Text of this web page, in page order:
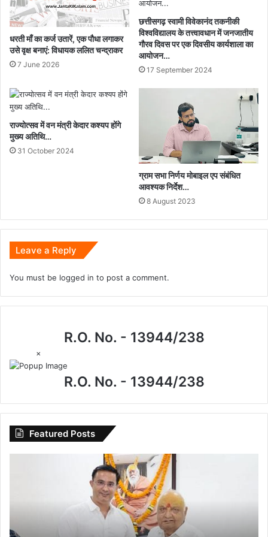
धरती माँ का कर्ज उतारें, एक पौधा लगाकर
उसे वृक्ष बनाएं: विधायक ललित चन्द्राकर
7 June 2026
छत्तीसगढ़ स्वामी विवेकानंद तकनीकी
विश्वविद्यालय के तत्त्वावधान में जनजातीय
गौरव दिवस पर एक दिवसीय कार्यशाला का
आयोजन…
17 September 2024
राज्योत्सव में वन मंत्री केदार कश्यप होंगे
मुख्य अतिथि…
31 October 2024
ग्राम सभा निर्णय मोबाइल एप संबंधित
आवश्यक निर्देश…
8 August 2023
Leave a Reply
You must be logged in to post a comment.
R.O. No. - 13944/238
×
R.O. No. - 13944/238
Featured Posts
मुलाकात,